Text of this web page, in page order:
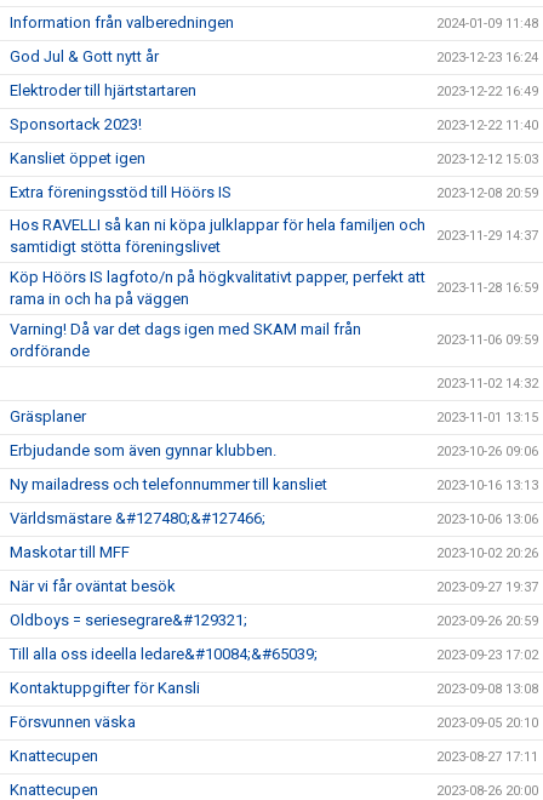
Information från valberedningen 2024-01-09 11:48
God Jul & Gott nytt år 2023-12-23 16:24
Elektroder till hjärtstartaren 2023-12-22 16:49
Sponsortack 2023! 2023-12-22 11:40
Kansliet öppet igen 2023-12-12 15:03
Extra föreningsstöd till Höörs IS 2023-12-08 20:59
Hos RAVELLI så kan ni köpa julklappar för hela familjen och
samtidigt stötta föreningslivet
2023-11-29 14:37
Köp Höörs IS lagfoto/n på högkvalitativt papper, perfekt att
rama in och ha på väggen
2023-11-28 16:59
Varning! Då var det dags igen med SKAM mail från
ordförande
2023-11-06 09:59
2023-11-02 14:32
Gräsplaner 2023-11-01 13:15
Erbjudande som även gynnar klubben. 2023-10-26 09:06
Ny mailadress och telefonnummer till kansliet 2023-10-16 13:13
Världsmästare &#127480;&#127466; 2023-10-06 13:06
Maskotar till MFF 2023-10-02 20:26
När vi får oväntat besök 2023-09-27 19:37
Oldboys = seriesegrare&#129321; 2023-09-26 20:59
Till alla oss ideella ledare&#10084;&#65039; 2023-09-23 17:02
Kontaktuppgifter för Kansli 2023-09-08 13:08
Försvunnen väska 2023-09-05 20:10
Knattecupen 2023-08-27 17:11
Knattecupen 2023-08-26 20:00